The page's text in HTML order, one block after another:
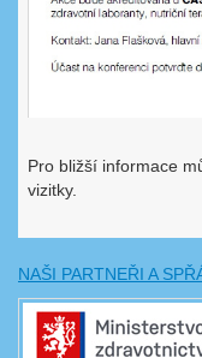
Pro bližší informace
vizitky.
NAŠI PARTNEŘI A